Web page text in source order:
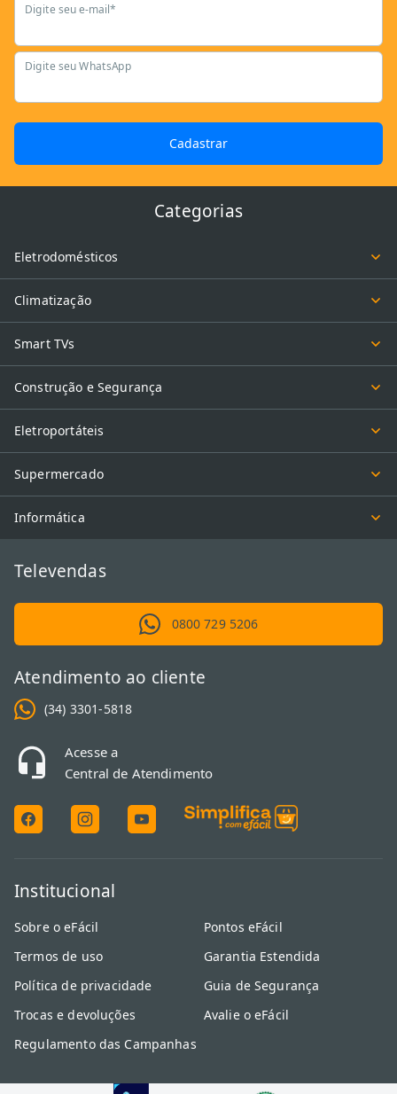
Digite seu e-mail*
Digite seu WhatsApp
Cadastrar
Categorias
Eletrodomésticos
Climatização
Smart TVs
Construção e Segurança
Eletroportáteis
Supermercado
Informática
Televendas
0800 729 5206
Atendimento ao cliente
(34) 3301-5818
Acesse a
Central de Atendimento
Institucional
Sobre o eFácil
Termos de uso
Política de privacidade
Trocas e devoluções
Regulamento das Campanhas
Pontos eFácil
Garantia Estendida
Guia de Segurança
Avalie o eFácil